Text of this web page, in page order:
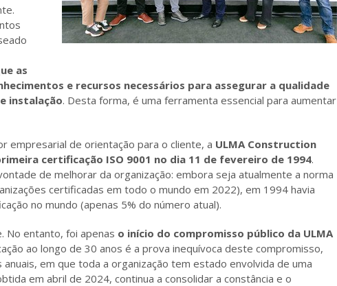
as
e recursos necessários para assegurar a qualidade
instalação. Desta forma, é uma ferramenta essencial para aumentar
empresarial de orientação para o cliente, a ULMA Construction
certificação ISO 9001 no dia 11 de fevereiro de 1994.
de melhorar da organização: embora seja atualmente a norma
certificadas em todo o mundo em 2022), em 1994 havia
no mundo (apenas 5% do número atual).
No entanto, foi apenas o início do compromisso público da ULMA
ao longo de 30 anos é a prova inequívoca deste compromisso,
em que toda a organização tem estado envolvida de uma
em abril de 2024, continua a consolidar a constância e o